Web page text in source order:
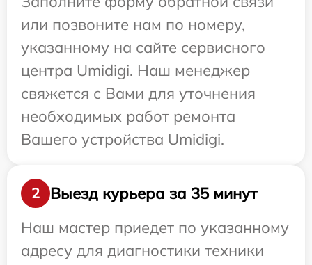
или позвоните нам по номеру,
указанному на сайте сервисного
центра Umidigi. Наш менеджер
свяжется с Вами для уточнения
необходимых работ ремонта
Вашего устройства Umidigi.
2
Выезд курьера за 35 минут
Наш мастер приедет по указанному
адресу для диагностики техники